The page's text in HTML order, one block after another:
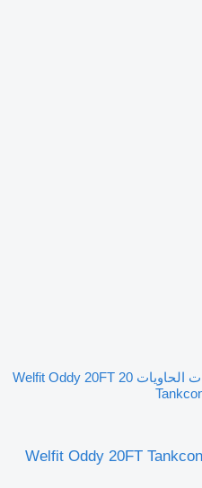
دبابات الحاويات 20 Welfit Oddy 20FT
Welfit Oddy 20FT